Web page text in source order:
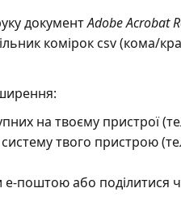
документAdobe Acrobat
комірок csv (кома/
на твоєму пристрої
твого пристрою
поштою або поділитися